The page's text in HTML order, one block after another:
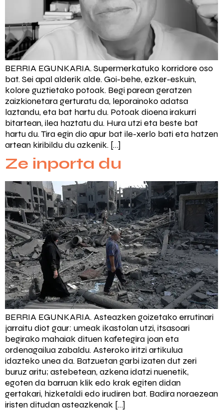
BERRIA EGUNKARIA. Supermerkatuko korridore oso
bat. Sei apal alderik alde. Goi-behe, ezker-eskuin,
kolore guztietako potoak. Begi parean geratzen
zaizkionetara gerturatu da, leporainoko adatsa
laztandu, eta bat hartu du. Potoak dioena irakurri
bitartean, ilea haztatu du. Hura utzi eta beste bat
hartu du. Tira egin dio apur bat ile-xerlo bati eta hatzen
artean kiribildu du azkenik. […]
Ze inporta du
BERRIA EGUNKARIA. Asteazken goizetako errutinari
jarraitu diot gaur: umeak ikastolan utzi, itsasoari
begirako mahaiak dituen kafetegira joan eta
ordenagailua zabaldu. Asteroko iritzi artikulua
idazteko unea da. Batzuetan garbi izaten dut zeri
buruz aritu; astebetean, azkena idatzi nuenetik,
egoten da barruan klik edo krak egiten didan
gertakari, hizketaldi edo irudiren bat. Badira noraezean
iristen ditudan asteazkenak […]